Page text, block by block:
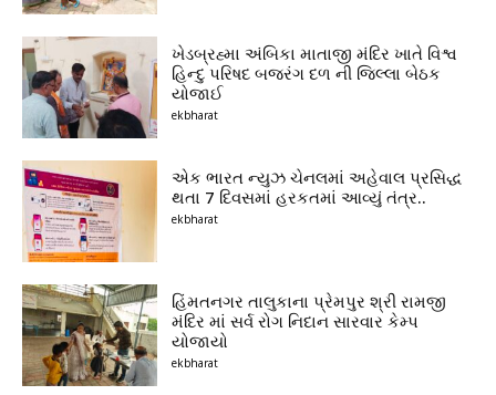
ખેડબ્રહ્મા અંબિકા માતાજી મંદિર ખાતે વિશ્વ
હિન્દુ પરિષદ બજરંગ દળ ની જિલ્લા બેઠક
યોજાઈ
ekbharat
એક ભારત ન્યુઝ ચેનલમાં અહેવાલ પ્રસિદ્ધ
થતા 7 દિવસમાં હરકતમાં આવ્યું તંત્ર..
ekbharat
હિંમતનગર તાલુકાના પ્રેમપુર શ્રી રામજી
મંદિર માં સર્વ રોગ નિદાન સારવાર કેમ્પ
યોજાયો
ekbharat